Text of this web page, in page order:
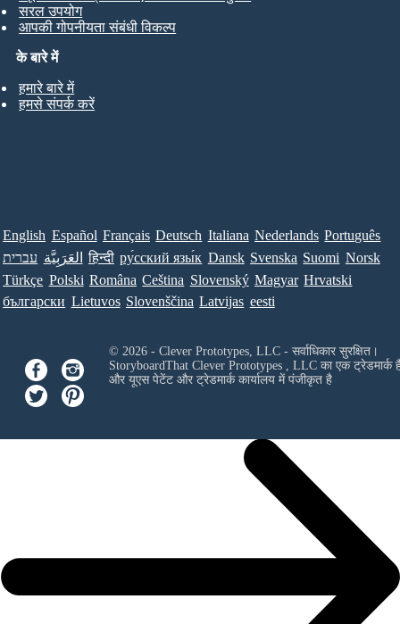
के बारे में
हमारे बारे में
हमसे संपर्क करें
सरल उपयोग
आपकी गोपनीयता संबंधी विकल्प
English Español Français Deutsch Italiana Nederlands Português
עברית العَرَبِيَّة हिन्दी ру́сский язы́к Dansk Svenska Suomi Norsk
Türkçe Polski Româna Ceština Slovenský Magyar Hrvatski
български Lietuvos Slovenščina Latvijas eesti
© 2026 - Clever Prototypes, LLC - सर्वाधिकार सुरक्षित।
StoryboardThat Clever Prototypes , LLCका एक ट्रेडमार्क
और यूएस पेटेंट और ट्रेडमार्क कार्यालय में पंजीकृत है